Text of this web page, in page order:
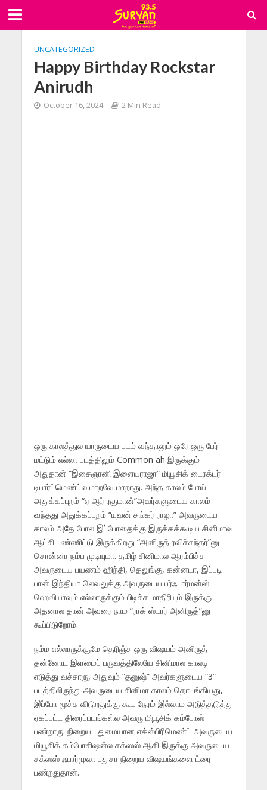
UNCATEGORIZED
Happy Birthday Rockstar
Anirudh
October 16, 2024 2 Min Read
ஒரு காலத்துல யாருடைய படம் வந்தாலும் ஒரே ஒரு பேர்
மட்டும் எல்லா படத்திலும் Common ah இருக்கும்
அதுதான் “இசைஞானி இளையராஜா” மியூசிக் டைரக்டர்
டிபார்ட்மெண்ட்ல மாறவே மாறாது. அந்த காலம் போய்
அதுக்கப்புறம் “ஏ ஆர் ரகுமான்”அவர்களுடைய காலம்
வந்தது அதுக்கப்புறம் “யுவன் சங்கர் ராஜா” அவருடைய
காலம் அதே போல இப்போதைக்கு இருக்கக்கூடிய சினிமாவ
ஆட்சி பண்ணிட்டு இருக்கிறது “அனிருத் ரவிச்சந்தர்”னு
சொன்னா நம்ப முடியுமா. தமிழ் சினிமால ஆரம்பிச்ச
அவருடைய பயணம் ஹிந்தி, தெலுங்கு, கன்னடா, இப்படி
பான் இந்தியா லெவலுக்கு அவருடைய பர்ஃபார்மன்ஸ்
ஹெவியாவும் எல்லாருக்கும் பிடிச்ச மாதிரியும் இருக்கு
அதனால தான் அவரை நாம “ராக் ஸ்டார் அனிருத்”னு
கூப்பிடுறோம்.
நம்ம எல்லாருக்குமே தெரிஞ்ச ஒரு விஷயம் அனிருத்
தன்னோட இளமைப் பருவத்திலேயே சினிமால காலடி
எடுத்து வச்சாரு, அதுவும் “தனுஷ்” அவர்களுடைய “3”
படத்திலிருந்து அவருடைய சினிமா காலம் தொடங்கியது,
இப்போ மூச்சு விடுறதுக்கு கூட நேரம் இல்லாம அடுத்தடுத்து
ஏகப்பட்ட திரைப்படங்கள்ல அவரு மியூசிக் கம்போஸ்
பண்றாரு. நிறைய புதுமையான எக்ஸ்பிரிமெண்ட் அவருடைய
மியூசிக் கம்போசிஷன்ல சக்ஸஸ் ஆகி இருக்கு அவருடைய
சக்ஸஸ் ஃபார்முலா புதுசா நிறைய விஷயங்களை ட்ரை
பண்றதுதான்.